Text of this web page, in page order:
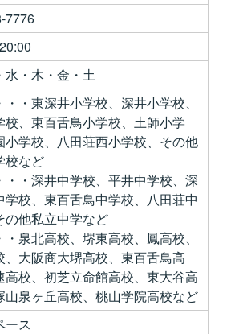
7776
水・木・金・土
・東深井小学校、深井小学校、
校、東百舌鳥小学校、土師小学
小学校、八田荘西小学校、その他
校など
・・深井中学校、平井中学校、深
学校、東百舌鳥中学校、八田荘中
の他私立中学など
泉北高校、堺東高校、鳳高校、
、大阪商大堺高校、東百舌鳥高
高校、初芝立命館高校、東大谷高
山泉ヶ丘高校、桃山学院高校など
ース